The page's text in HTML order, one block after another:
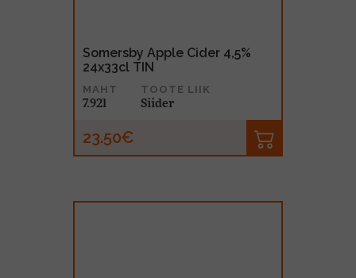
Somersby Apple Cider 4,5%
24x33cl TIN
MAHT
7.92l
TOOTE LIIK
Siider
23.50€